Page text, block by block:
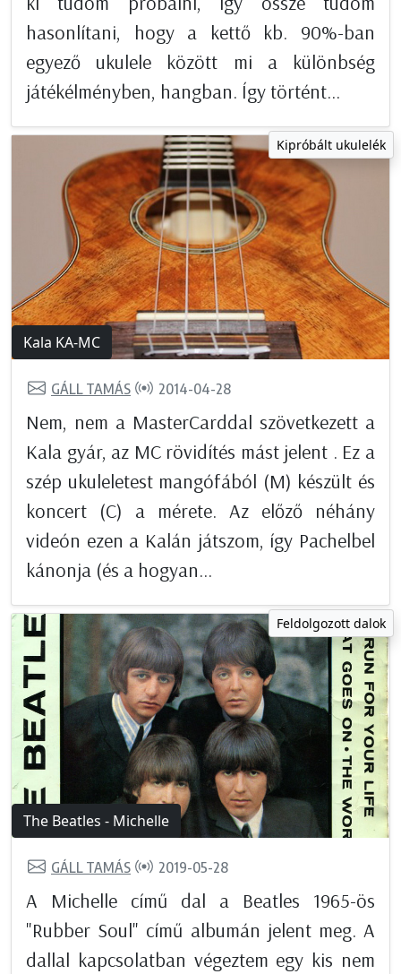
hasonlítani, hogy a kettő kb. 90%-ban
egyező ukulele között mi a különbség
játékélményben, hangban. Így történt...
Kipróbált ukulelék
Kala KA-MC
GÁLL TAMÁS 2014-04-28
Nem, nem a MasterCarddal szövetkezett a
Kala gyár, az MC rövidítés mást jelent . Ez a
szép ukuleletest mangófából (M) készült és
koncert (C) a mérete. Az előző néhány
videón ezen a Kalán játszom, így Pachelbel
kánonja (és a hogyan...
Feldolgozott dalok
The Beatles - Michelle
GÁLL TAMÁS 2019-05-28
A Michelle című dal a Beatles 1965-ös
"Rubber Soul" című albumán jelent meg. A
dallal kapcsolatban végeztem egy kis nem